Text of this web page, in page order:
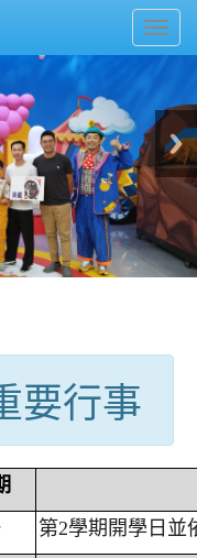
要行事
第2學期開學日並